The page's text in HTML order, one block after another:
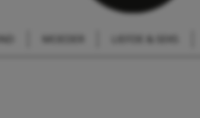
MOEDER LIEFDE & SEKS